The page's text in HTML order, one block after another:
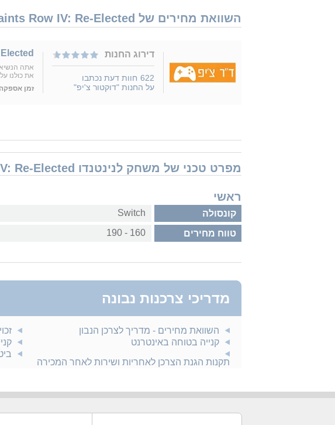
השוואת מחירים של Nintendo Switch Saints Row IV: Re-Elected נמכר ב 1 חנויות
דירוג החנות
622 חוות דעת נכתבו
על החנות "דוקטור צ'יפ"
אתה
את כולנו
זמן אספקה
מפרט טכני של משחק לנינטנדו Nintendo Switch Saints Row IV: Re-Elected
ראשי
קונסולה Switch
טווח מחירים 160 - 190
מדריכי צרכנות נבונה
השוואת מחירים - מדריך לצרכן הנבון
קנייה בטוחה באינטרנט
תקנות הגנת הצרכן לאחריות ושירות לאחר המכירה